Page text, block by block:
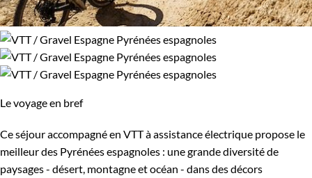
Le voyage en bref
Ce séjour accompagné en VTT à assistance électrique propose le
meilleur des Pyrénées espagnoles : une grande diversité de
paysages - désert, montagne et océan - dans des décors